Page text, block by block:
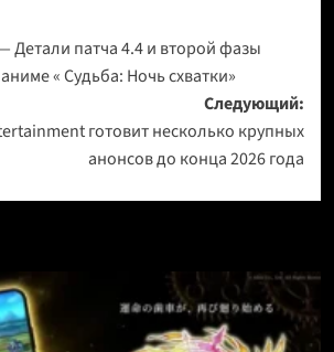
Детали патча 4.4 и второй фазы
« Судьба: Ночь схватки»
Следующий:
готовит несколько крупных
анонсов до конца 2026 года